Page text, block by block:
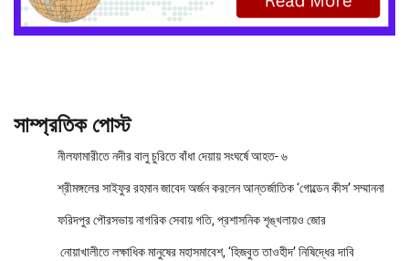
সাম্প্রতিক পোস্ট
নীলফামারীতে নদীর বালু চুরিতে বাঁধা দেয়ায় সংঘর্ষে আহত- ৬
শ্রীমঙ্গলের সাইফুর রহমান জাবেদ অর্জন করলেন আন্তর্জাতিক ‘গোল্ডেন কীস’ সম্মাননা
ফরিদপুর পৌরসভায় নাগরিক সেবায় গতি, প্রশাসনিক শৃঙ্খলায়ও জোর
নোয়াখালীতে লক্ষাধিক মানুষের মহাসমাবেশ, ‘হিজবুত তাওহীদ’ নিষিদ্ধের দাবি